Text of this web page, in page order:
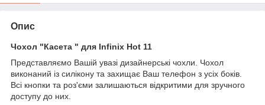
Опис
Чохол "Касета " для Infinix Hot 11
Представляємо Вашій увазі дизайнерські чохли. Чохол
виконаний із силікону та захищає Ваш телефон з усіх боків.
Всі кнопки та роз'єми залишаються відкритими для зручного
доступу до них.